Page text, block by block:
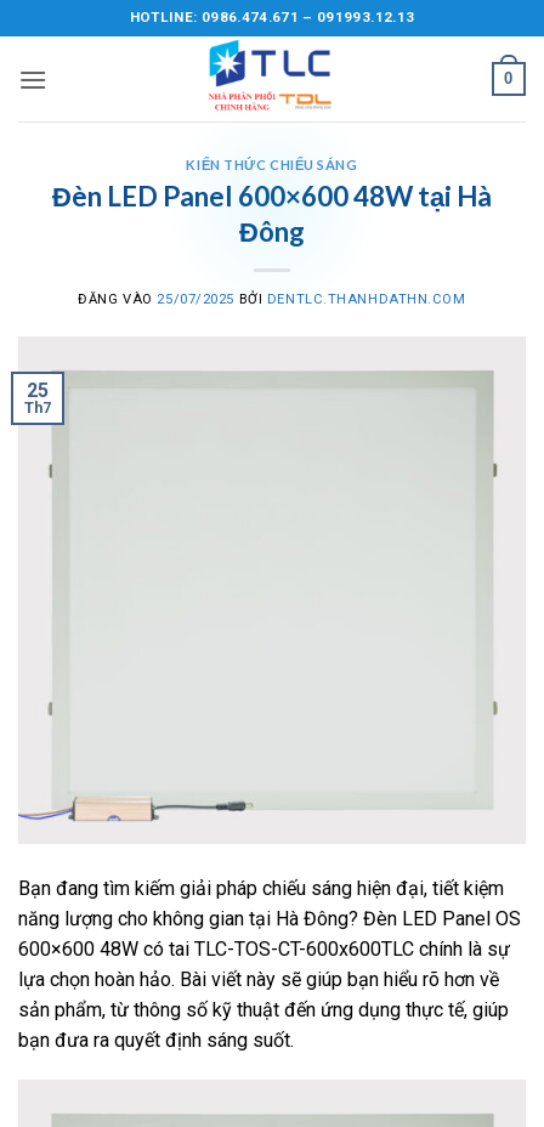
qua
nội
HOTLINE: 0986.474.671 – 091993.12.13
0
KIẾN THỨC CHIẾU SÁNG
Đèn LED Panel 600×600 48W tại Hà
Đông
ĐĂNG VÀO 25/07/2025 BỞI DENTLC.THANHDATHN.COM
25
Th7
Bạn đang tìm kiếm giải pháp chiếu sáng hiện đại, tiết kiệm
năng lượng cho không gian tại Hà Đông? Đèn LED Panel OS
600×600 48W có tai TLC-TOS-CT-600x600TLC chính là sự
lựa chọn hoàn hảo. Bài viết này sẽ giúp bạn hiểu rõ hơn về
sản phẩm, từ thông số kỹ thuật đến ứng dụng thực tế, giúp
bạn đưa ra quyết định sáng suốt.